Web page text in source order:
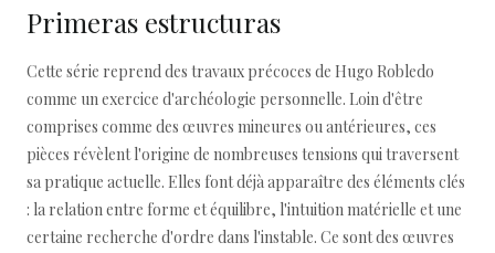
Primeras estructuras
Cette série reprend des travaux précoces de Hugo Robledo
comme un exercice d'archéologie personnelle. Loin d'être
comprises comme des œuvres mineures ou antérieures, ces
pièces révèlent l'origine de nombreuses tensions qui traversent
sa pratique actuelle. Elles font déjà apparaître des éléments clés
: la relation entre forme et équilibre, l'intuition matérielle et une
certaine recherche d'ordre dans l'instable. Ce sont des œuvres